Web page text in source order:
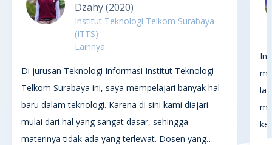
Dzahy(2020)
Institut Teknologi Telkom Surabaya
(ITTS)
Lainnya
Di jurusan Teknologi Informasi Institut Teknologi
Telkom Surabaya ini, saya mempelajari banyak hal
baru dalam teknologi. Karena di sini kami diajari
mulai dari hal yang sangat dasar, sehingga
materinya tidak ada yang terlewat. Dosen yang